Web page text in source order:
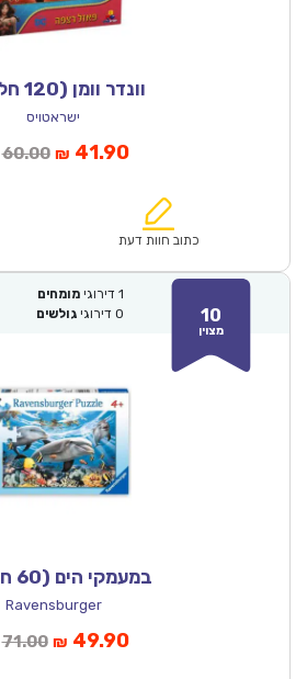
וונדר וומן (120 חלקים)
ישראטויס
60.00המחיר
₪60.00.
₪ 41.90המחיר
הוא:
כתוב חוות דעת
10
מצוין
1 דירוגי מומחים
0 דירוגי גולשים
במעמקי הים (60 חלקים)
Ravensburger
71.00המחיר
₪ 49.90המחיר